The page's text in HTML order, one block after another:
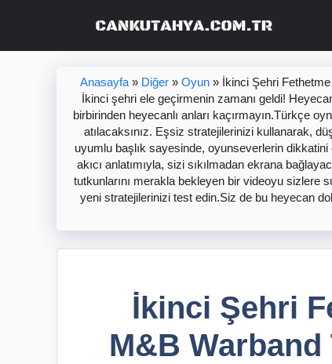
Anasayfa » Diğer » Oyun »
İkinci Şehri
İkinci şehri ele geçirmenin zamanı geldi!
birbirinden heyecanlı anları kaçırmayın.Türkçe
atılacaksınız. Eşsiz stratejilerinizi kullanarak,
uyumlu başlık sayesinde, oyunseverlerin
akıcı anlatımıyla, sizi sıkılmadan ekrana
tutkunlarını merakla bekleyen bir videoyu sizlere
yeni stratejilerinizi test edin.Siz de bu heyecan
İkinci Şehri
M&B Warband